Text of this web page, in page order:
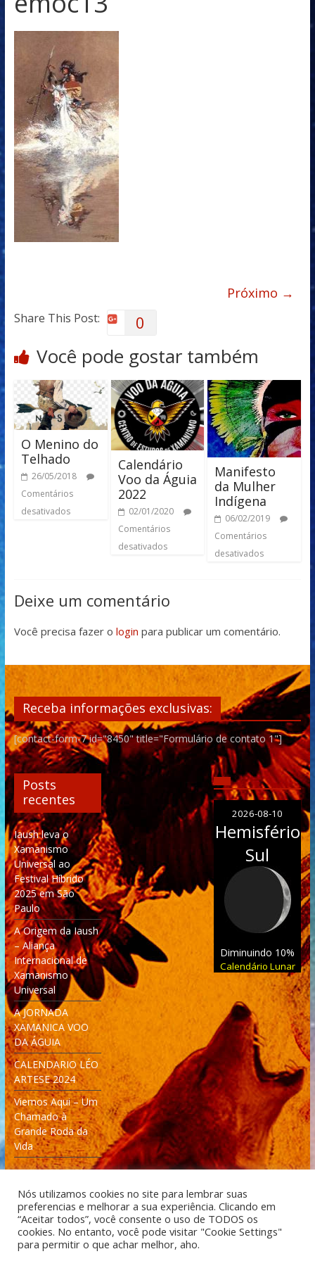
Próximo →
Share This Post: 0
Você pode gostar também
O Menino do
Telhado
26/05/2018
Comentários
desativados
Calendário
Voo da Águia
2022
02/01/2020
Comentários
desativados
Manifesto
da Mulher
Indígena
06/02/2019
Comentários
desativados
Deixe um comentário
Você precisa fazer o login para publicar um comentário.
Receba informações exclusivas:
[contact-form-7 id="8450" title="Formulário de contato 1"]
Posts
recentes
Iaush leva o
Xamanismo
Universal ao
Festival Híbrido
2025 em São
Paulo
A Origem da Iaush
– Aliança
Internacional de
Xamanismo
Universal
A JORNADA
XAMANICA VOO
DA ÁGUIA
CALENDARIO LÉO
ARTESE 2024
Viemos Aqui – Um
Chamado à
Grande Roda da
Vida
2026-08-10
Hemisfério
Sul
Diminuindo 10%
Calendário Lunar
Desenvolvido: Moleculas4D - Engenharia Espacial e
Tecnologia [moleculas4d.com.br]
Nós utilizamos cookies no site para lembrar suas
preferencias e melhorar a sua experiência. Clicando em
“Aceitar todos”, você consente o uso de TODOS os
cookies. No entanto, você pode visitar "Cookie Settings"
para permitir o que achar melhor, aho.